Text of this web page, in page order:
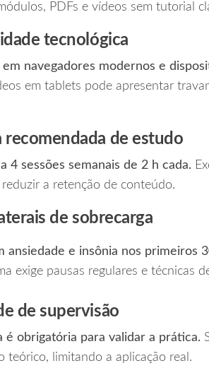
PDFs e vídeos sem tutorial
tecnológica
navegadores modernos e
em tablets pode apresentar
recomendada de estudo
4 sessões semanais de 2 h cada.
a retenção de conteúdo.
de sobrecarga
ansiedade e insônia nos primeiros
exige pausas regulares e técnicas
de supervisão
é obrigatória para validar a prática.
teórico, limitando a aplicação real.